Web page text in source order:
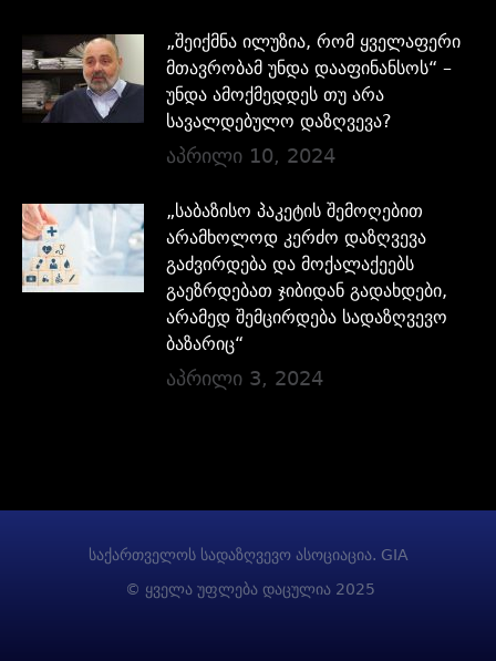
„შეიქმნა ილუზია, რომ ყველაფერი
მთავრობამ უნდა დააფინანსოს“ –
უნდა ამოქმედდეს თუ არა
სავალდებულო დაზღვევა?
აპრილი 10, 2024
„საბაზისო პაკეტის შემოღებით
არამხოლოდ კერძო დაზღვევა
გაძვირდება და მოქალაქეებს
გაეზრდებათ ჯიბიდან გადახდები,
არამედ შემცირდება სადაზღვევო
ბაზარიც“
აპრილი 3, 2024
საქართველოს სადაზღვევო ასოციაცია. GIA
© ყველა უფლება დაცულია 2025